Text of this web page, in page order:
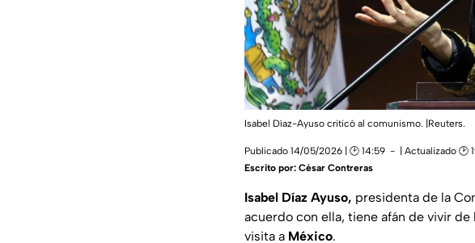
Isabel Díaz-Ayuso criticó al comunismo. |Reuters.
Publicado 14/05/2026 | 🕑 14:59 | Actualizado 🕑
Escrito por: César Contreras
Isabel Díaz Ayuso, presidenta de la
acuerdo con ella, tiene afán de vivir
visita a México.